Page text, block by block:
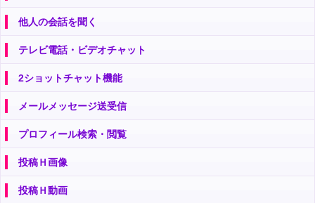
他人の会話を聞く
テレビ電話・ビデオチャット
2ショットチャット機能
メールメッセージ送受信
プロフィール検索・閲覧
投稿Ｈ画像
投稿Ｈ動画